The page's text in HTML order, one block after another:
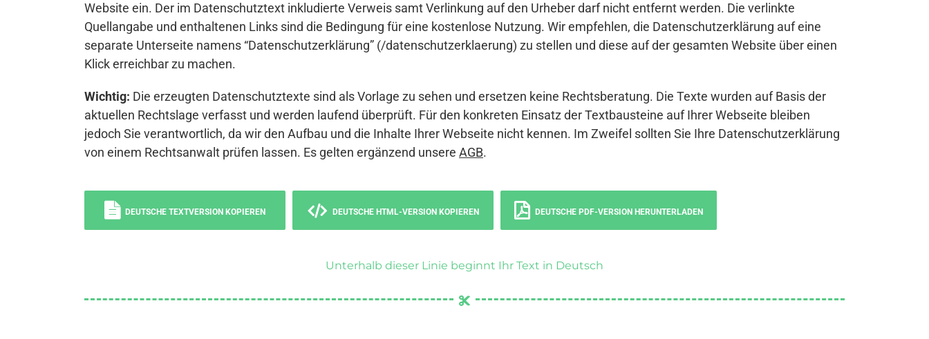
Website ein. Der im Datenschutztext inkludierte Verweis samt Verlinkung auf den Urheber darf nicht entfernt werden. Die verlinkte
Quellangabe und enthaltenen Links sind die Bedingung für eine kostenlose Nutzung. Wir empfehlen, die Datenschutzerklärung auf eine
separate Unterseite namens “Datenschutzerklärung” (/datenschutzerklaerung) zu stellen und diese auf der gesamten Website über einen
Klick erreichbar zu machen.
Wichtig: Die erzeugten Datenschutztexte sind als Vorlage zu sehen und ersetzen keine Rechtsberatung. Die Texte wurden auf Basis der
aktuellen Rechtslage verfasst und werden laufend überprüft. Für den konkreten Einsatz der Textbausteine auf Ihrer Webseite bleiben
jedoch Sie verantwortlich, da wir den Aufbau und die Inhalte Ihrer Webseite nicht kennen. Im Zweifel sollten Sie Ihre Datenschutzerklärung
von einem Rechtsanwalt prüfen lassen. Es gelten ergänzend unsere AGB.
DEUTSCHE TEXTVERSION KOPIEREN DEUTSCHE HTML-VERSION KOPIEREN DEUTSCHE PDF-VERSION HERUNTERLADEN
Unterhalb dieser Linie beginnt Ihr Text in Deutsch